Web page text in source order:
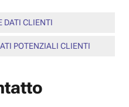
DATI CLIENTI
POTENZIALI CLIENTI